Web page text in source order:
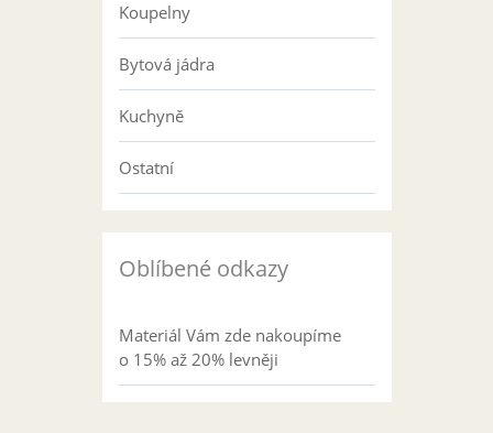
Koupelny
Bytová jádra
Kuchyně
Ostatní
Oblíbené odkazy
Materiál Vám zde nakoupíme
o 15% až 20% levněji